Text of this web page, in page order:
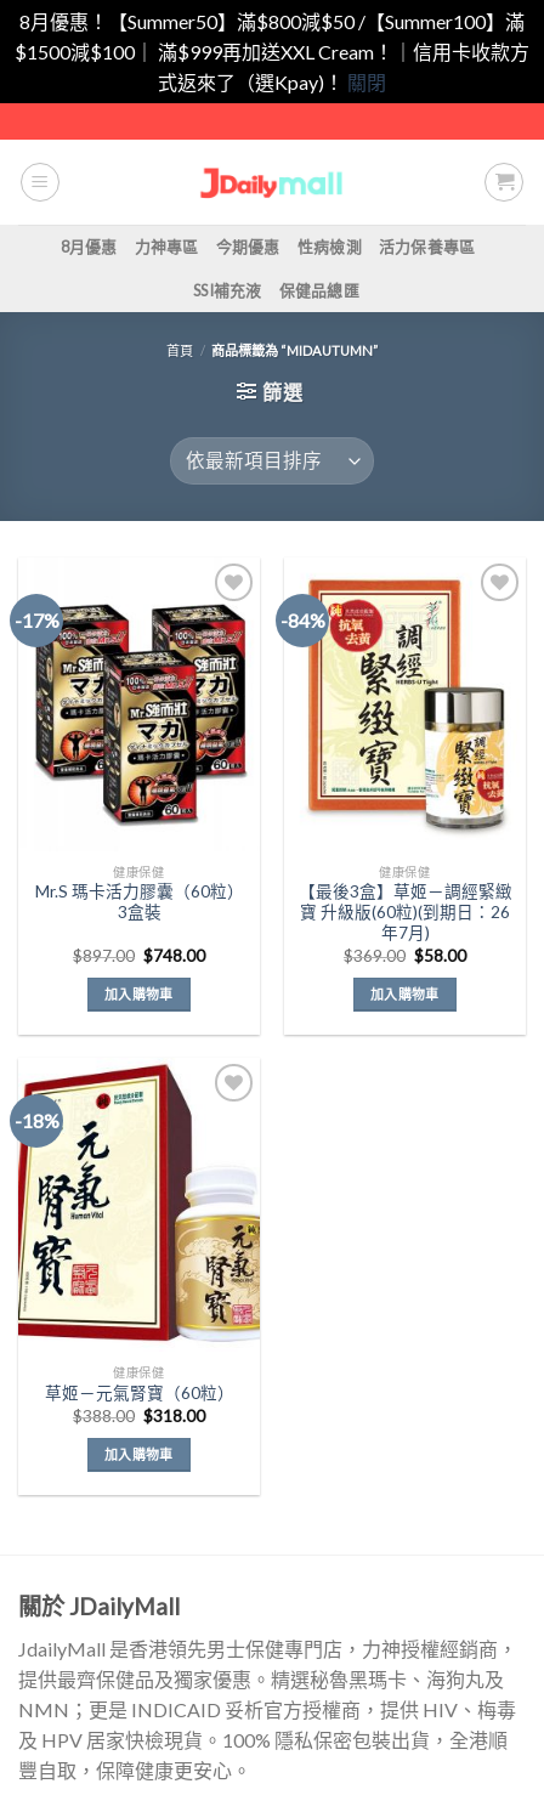
8月優惠！【Summer50】滿$800減$50 /【Summer100】滿
$1500減$100｜ 滿$999再加送XXL Cream！｜信用卡收款方
式返來了（選Kpay)！ 關閉
to
content
8月優惠 力神專區 今期優惠 性病檢測 活力保養專區
SSI補充液 保健品總匯
首頁 / 商品標籤為 “MIDAUTUMN”
篩選
-17%
Add to
Wishlist
健康保健
Mr.S 瑪卡活力膠囊（60粒）
3盒裝
$897.00 原
始
價
格：
$897.00。
$748.00目
加入購物車
-84%
健康保健
【最後3盒】草姬－調經緊緻
寶 升級版(60粒)(到期日：26
年7月)
$369.00 原
始
價
格：
$369.00。
$58.00目
加入購物車
-18%
健康保健
草姬－元氣腎寶（60粒）
$388.00 原
始
價
格：
$388.00。
$318.00目
加入購物車
關於 JDailyMall
JdailyMall 是香港領先男士保健專門店，力神授權經銷商，
提供最齊保健品及獨家優惠。精選秘魯黑瑪卡、海狗丸及
NMN；更是 INDICAID 妥析官方授權商，提供 HIV、梅毒
及 HPV 居家快檢現貨。100% 隱私保密包裝出貨，全港順
豐自取，保障健康更安心。